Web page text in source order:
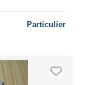
Particulier